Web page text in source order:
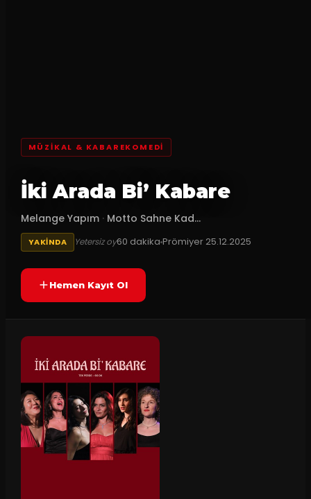
MÜZIKAL & KABAREKOMEDI
İki Arada Bi’ Kabare
Melange Yapım · Motto Sahne Kad...
YAKINDA Yetersiz oy60 dakikaPrömiyer 25.12.2025
Hemen Kayıt Ol